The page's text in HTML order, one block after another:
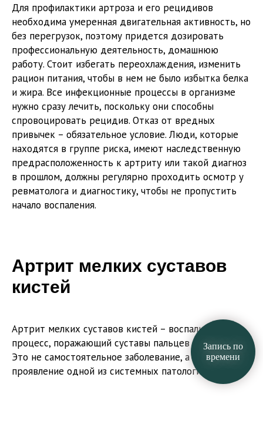
Для профилактики артроза и его рецидивов
необходима умеренная двигательная активность, но
без перегрузок, поэтому придется дозировать
профессиональную деятельность, домашнюю
работу. Стоит избегать переохлаждения, изменить
рацион питания, чтобы в нем не было избытка белка
и жира. Все инфекционные процессы в организме
нужно сразу лечить, поскольку они способны
спровоцировать рецидив. Отказ от вредных
привычек – обязательное условие. Люди, которые
находятся в группе риска, имеют наследственную
предрасположенность к артриту или такой диагноз
в прошлом, должны регулярно проходить осмотр у
ревматолога и диагностику, чтобы не пропустить
начало воспаления.
Артрит мелких суставов
кистей
Артрит мелких суставов кистей – воспалительный
процесс, поражающий суставы пальцев и запястья.
Это не самостоятельное заболевание, а симптом или
проявление одной из системных патологий.
Запись по
времени